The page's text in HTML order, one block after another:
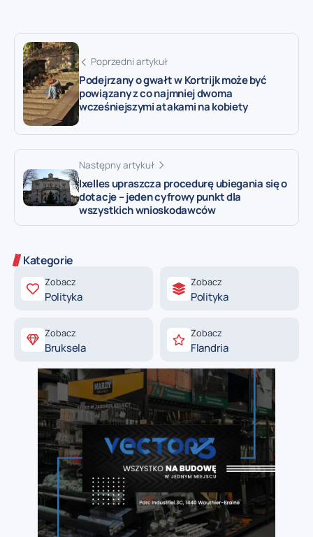
Poprzedni artykuł
Podejrzany o gwałt w Kortrijk może być
powiązany z co najmniej dwoma
wcześniejszymi atakami na kobiety
Następny artykuł
Ixelles upraszcza procedurę ubiegania się o
dotacje – jeden cyfrowy punkt dla
wszystkich wnioskodawców
Kategorie
Zobacz
Polityka
Zobacz
Polityka
Zobacz
Bruksela
Zobacz
Flandria